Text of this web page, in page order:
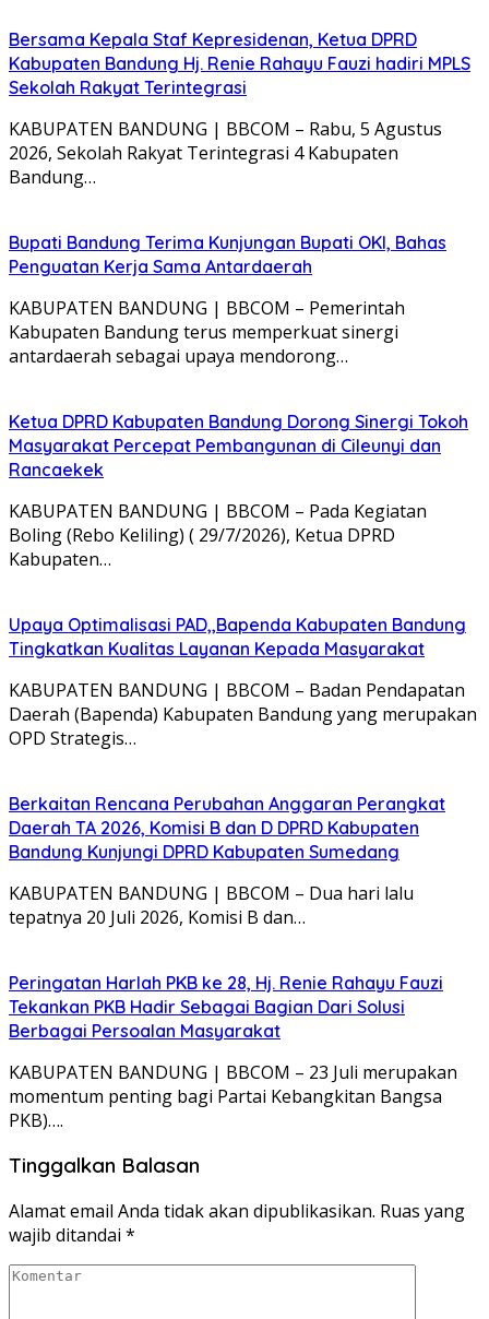
Bersama Kepala Staf Kepresidenan, Ketua DPRD
Kabupaten Bandung Hj. Renie Rahayu Fauzi hadiri MPLS
Sekolah Rakyat Terintegrasi
KABUPATEN BANDUNG | BBCOM – Rabu, 5 Agustus
2026, Sekolah Rakyat Terintegrasi 4 Kabupaten
Bandung…
Bupati Bandung Terima Kunjungan Bupati OKI, Bahas
Penguatan Kerja Sama Antardaerah
KABUPATEN BANDUNG | BBCOM – Pemerintah
Kabupaten Bandung terus memperkuat sinergi
antardaerah sebagai upaya mendorong…
Ketua DPRD Kabupaten Bandung Dorong Sinergi Tokoh
Masyarakat Percepat Pembangunan di Cileunyi dan
Rancaekek
KABUPATEN BANDUNG | BBCOM – Pada Kegiatan
Boling (Rebo Keliling) ( 29/7/2026), Ketua DPRD
Kabupaten…
Upaya Optimalisasi PAD,,Bapenda Kabupaten Bandung
Tingkatkan Kualitas Layanan Kepada Masyarakat
KABUPATEN BANDUNG | BBCOM – Badan Pendapatan
Daerah (Bapenda) Kabupaten Bandung yang merupakan
OPD Strategis…
Berkaitan Rencana Perubahan Anggaran Perangkat
Daerah TA 2026, Komisi B dan D DPRD Kabupaten
Bandung Kunjungi DPRD Kabupaten Sumedang
KABUPATEN BANDUNG | BBCOM – Dua hari lalu
tepatnya 20 Juli 2026, Komisi B dan…
Peringatan Harlah PKB ke 28, Hj. Renie Rahayu Fauzi
Tekankan PKB Hadir Sebagai Bagian Dari Solusi
Berbagai Persoalan Masyarakat
KABUPATEN BANDUNG | BBCOM – 23 Juli merupakan
momentum penting bagi Partai Kebangkitan Bangsa
PKB)….
Tinggalkan Balasan
Alamat email Anda tidak akan dipublikasikan. Ruas yang
wajib ditandai *